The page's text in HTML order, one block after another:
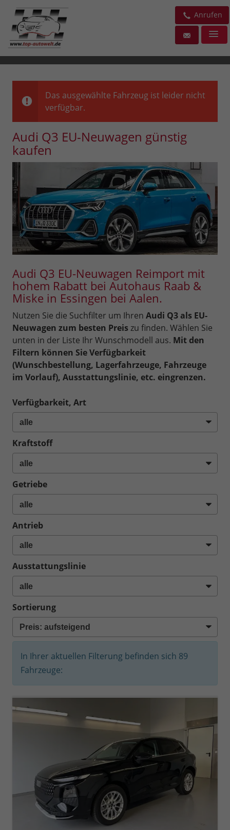
Anrufen
Das ausgewählte Fahrzeug ist leider nicht
verfügbar.
Audi Q3 EU-Neuwagen günstig
kaufen
Audi Q3 EU-Neuwagen Reimport mit
hohem Rabatt bei Autohaus Raab &
Miske in Essingen bei Aalen.
Nutzen Sie die Suchfilter um Ihren Audi Q3 als EU-
Neuwagen zum besten Preis zu finden. Wählen Sie
unten in der Liste Ihr Wunschmodell aus. Mit den
Filtern können Sie Verfügbarkeit
(Wunschbestellung, Lagerfahrzeuge, Fahrzeuge
im Vorlauf), Ausstattungslinie, etc. eingrenzen.
Verfügbarkeit, Art
Kraftstoff
Getriebe
Antrieb
Ausstattungslinie
Sortierung
In Ihrer aktuellen Filterung befinden sich 89
Fahrzeuge: